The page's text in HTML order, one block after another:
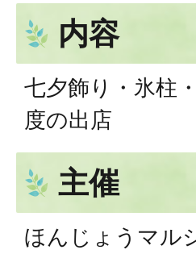
内容
七夕飾り・氷柱
度の出店
主催
ほんじょうマル